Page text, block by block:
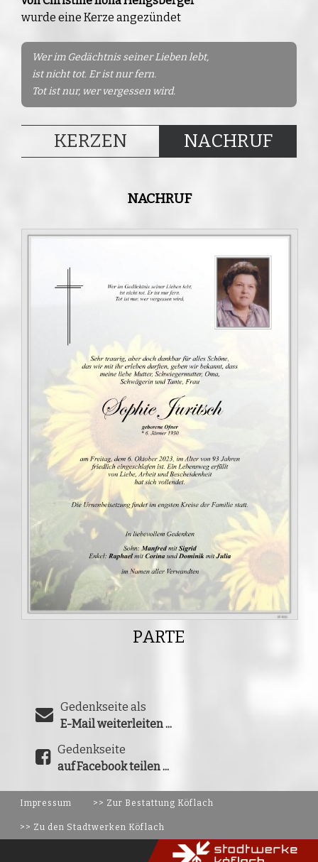
wurde eine Kerze angezündet
Wer im Gedächtnis seiner Lieben lebt,
ist nicht tot. Er ist nur fern.
Tot ist nur, wer vergessen wird.
KERZEN NACHRUF
NACHRUF
PARTE
Gedenkseite als
E-Mail weiterleiten ...
Gedenkseite
auf Facebook teilen ...
Impressum >> Zur Bestattung Köflach
>> Zu den Stadtwerken Köflach